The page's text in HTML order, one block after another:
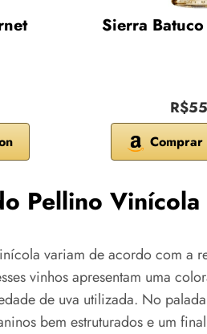
Sierra
Comprar
Pellino Vinícola
variam de acordo com a
vinhos apresentam uma
de uva utilizada. No
bem estruturados e um